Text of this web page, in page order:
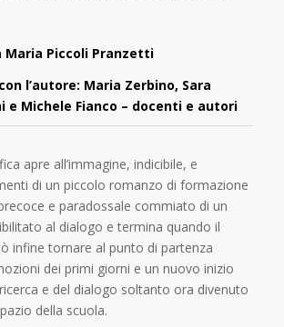
Maria Piccoli Pranzetti
l’autore: Maria Zerbino, Sara
e Michele Fianco – docenti e autori
apre all’immagine, indicibile, e
di un piccolo romanzo di formazione
e paradossale commiato di un
al dialogo e termina quando il
infine tornare al punto di partenza
dei primi giorni e un nuovo inizio
e del dialogo soltanto ora divenuto
della scuola.